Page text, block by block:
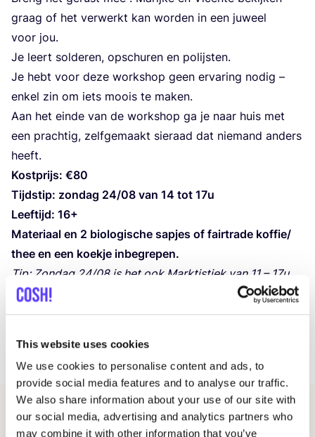
This website uses cookies
We use cookies to personalise content and ads, to
provide social media features and to analyse our traffic.
We also share information about your use of our site with
our social media, advertising and analytics partners who
may combine it with other information that you’ve
graag of het ver­werkt kan wor­den in een juweel
voor jou.
Je leert sol­de­ren, opschu­ren en polijsten.
Je hebt voor deze work­shop geen erva­ring nodig –
enkel zin om iets moois te maken.
Aan het ein­de van de work­shop ga je naar huis met
een prach­tig, zelf­ge­maakt sie­raad dat nie­mand anders
heeft.
Kost­prijs: €80
Tijd­stip: zon­dag 24/08 van 14 tot 17u
Leef­tijd: 16+
Mate­ri­aal en 2 bio­lo­gi­sche sap­jes of fair­t­ra­de koffie/​
thee en een koek­je inbegrepen.
Tip: Zon­dag 24/08is het ook Marktis­tiek van 11– 17u
op het stads­plein in Mort­sel. Com­bi­neer een uitje naar
deze super­tof­fe makers­markt met de work­shop van
de moei­te waard.
Gerelateerde evenementen